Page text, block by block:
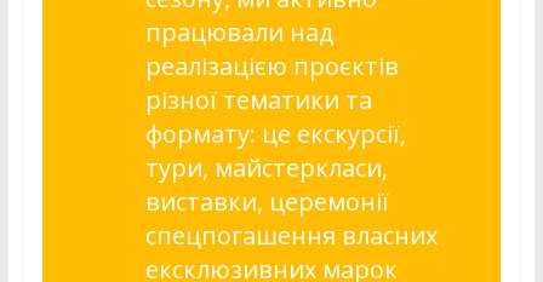
працювали над
реалізацією проєктів
різної тематики та
формату: це екскурсії,
тури, майстеркласи,
виставки, церемонії
спецпогашення власних
ексклюзивних марок